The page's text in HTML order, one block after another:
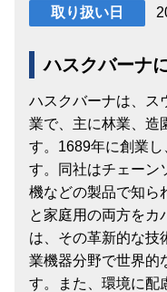
取り扱い日
ハスクバーナ
ハスクバーナは、ス
業で、主に林業、造
す。1689年に創業
す。同社はチェーン
機などの製品で知ら
と家庭用の両方をカ
は、その革新的な技
業機器分野で世界的
す。また、環境に配